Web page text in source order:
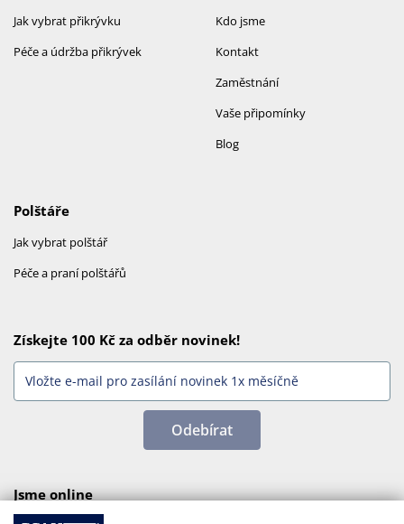
Kdo jsme
Kontakt
Zaměstnání
Vaše připomínky
Blog
Jak vybrat přikrývku
Péče a údržba přikrývek
Polštáře
Jak vybrat polštář
Péče a praní polštářů
Získejte 100 Kč za odběr novinek!
Odebírat
Jsme online